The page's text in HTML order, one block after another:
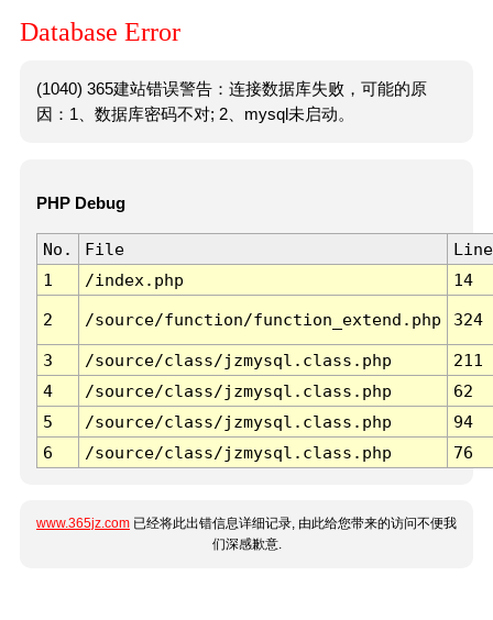
Database Error
(1040) 365建站错误警告：连接数据库失败，可能的原
因：1、数据库密码不对; 2、mysql未启动。
PHP Debug
No. File
Line
1
/index.php 14
2 /source/function/function_extend.php 324
3 /source/class/jzmysql.class.php
211
4
/source/class/jzmysql.class.php
62
5
/source/class/jzmysql.class.php
94
6
/source/class/jzmysql.class.php 76
www.365jz.com 已经将此出错信息详细记录, 由此给您带来的访问不便我
们深感歉意.